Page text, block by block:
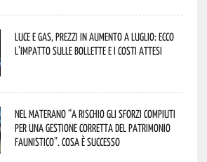
Luce e gas, prezzi in aumento a luglio: ecco
l’impatto sulle bollette e i costi attesi
Nel materano “a rischio gli sforzi compiuti
per una gestione corretta del patrimonio
faunistico”. Cosa è successo